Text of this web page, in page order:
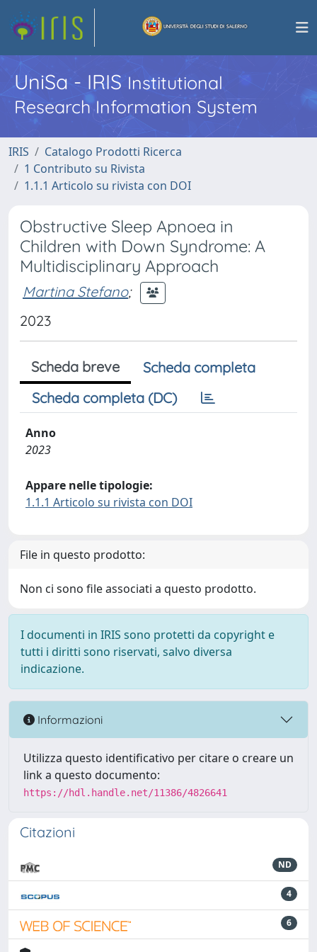
UniSa - IRISInstitutional
Research Information System
IRIS
Catalogo Prodotti Ricerca
1 Contributo su Rivista
1.1.1 Articolo su rivista con DOI
Obstructive Sleep Apnoea in
Children with Down Syndrome: A
Multidisciplinary Approach
Martina Stefano;
2023
Scheda breve
Scheda completa
Scheda completa (DC)
Anno
2023
Appare nelle tipologie:
1.1.1 Articolo su rivista con DOI
File in questo prodotto:
Non ci sono file associati a questo prodotto.
I documenti in IRIS sono protetti da copyright e
tutti i diritti sono riservati, salvo diversa
indicazione.
Informazioni
Utilizza questo identificativo per citare o creare un
link a questo documento:
https://hdl.handle.net/11386/4826641
Citazioni
ND
4
6